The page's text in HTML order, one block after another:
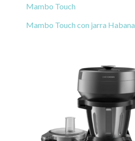
Mambo Touch
Mambo Touch con jarra Habana